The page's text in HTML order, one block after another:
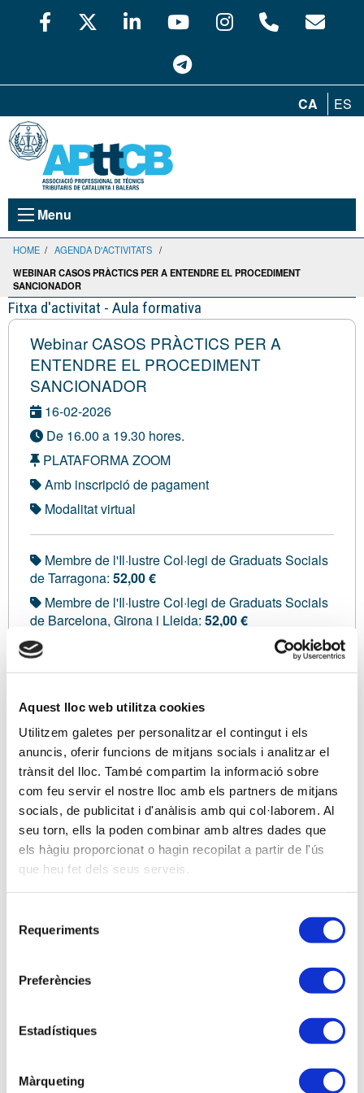
Aquest lloc web utilitza cookies
Utilitzem galetes per personalitzar el contingut i els
anuncis, oferir funcions de mitjans socials i analitzar el
trànsit del lloc. També compartim la informació sobre
com feu servir el nostre lloc amb els partners de mitjans
socials, de publicitat i d'anàlisis amb qui col·laborem. Al
seu torn, ells la poden combinar amb altres dades que
els hàgiu proporcionat o hagin recopilat a partir de l'ús
que heu fet dels seus serveis.
Requeriments
Preferències
Estadístiques
Màrqueting
CA ES
Menu
HOME / AGENDA D'ACTIVITATS /
WEBINAR CASOS PRÀCTICS PER A ENTENDRE EL PROCEDIMENT
SANCIONADOR
Fitxa d'activitat - Aula formativa
Webinar CASOS PRÀCTICS PER A
ENTENDRE EL PROCEDIMENT
SANCIONADOR
16-02-2026
De 16.00 a 19.30 hores.
PLATAFORMA ZOOM
Amb inscripció de pagament
Modalitat virtual
Membre de l'Il·lustre Col·legi de Graduats Socials
de Tarragona: 52,00 €
Membre de l'Il·lustre Col·legi de Graduats Socials
de Barcelona, Girona i Lleida: 52,00 €
Membre de la Cambra de Comerç d'Eivissa i
Formentera:
de Girona:52,00 €
No associat:138,00 €
Sóc associat/ada
Inscripció VIRTUAL
Ponents
Dependència Regional d'Inspecció de València.
Descripció
comprendre millor el procediment sancionador
aplicat als procediments de gestió i inspecció
tributària en practicar l'administració una liquidació
amb resultat a ingressar, o per presentació de